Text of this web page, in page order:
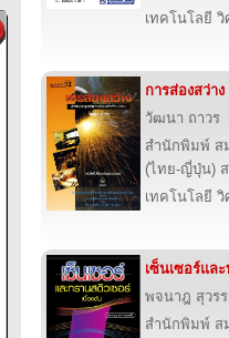
เทคโนโลยี
การส่องสว่าง
วัฒนา ถาวร
สำนักพิมพ์ ส
(ไทย-ญี่ปุ่น)
เทคโนโลยี
เซ็นเซอร์แล
พจนาฎ สุว
สำนักพิมพ์ ส